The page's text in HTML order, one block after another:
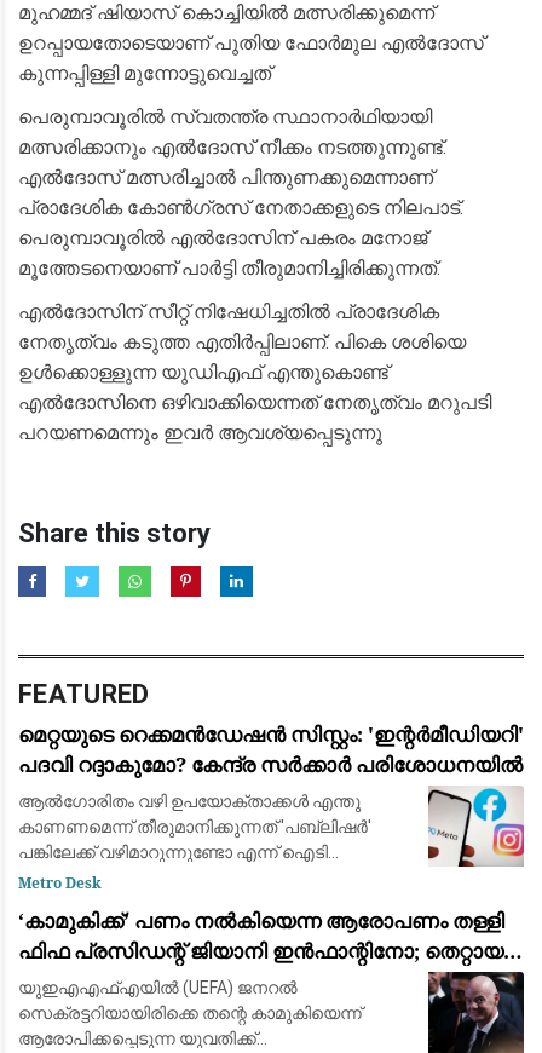
മുഹമ്മദ് ഷിയാസ് കൊച്ചിയിൽ മത്സരിക്കുമെന്ന്
ഉറപ്പായതോടെയാണ് പുതിയ ഫോർമുല എൽദോസ്
കുന്നപ്പിള്ളി മുന്നോട്ടുവെച്ചത്
പെരുമ്പാവൂരിൽ സ്വതന്ത്ര സ്ഥാനാർഥിയായി
മത്സരിക്കാനും എൽദോസ് നീക്കം നടത്തുന്നുണ്ട്.
എൽദോസ് മത്സരിച്ചാൽ പിന്തുണക്കുമെന്നാണ്
പ്രാദേശിക കോൺഗ്രസ് നേതാക്കളുടെ നിലപാട്.
പെരുമ്പാവൂരിൽ എൽദോസിന് പകരം മനോജ്
മൂത്തേടനെയാണ് പാർട്ടി തീരുമാനിച്ചിരിക്കുന്നത്.
എൽദോസിന് സീറ്റ് നിഷേധിച്ചതിൽ പ്രാദേശിക
നേതൃത്വം കടുത്ത എതിർപ്പിലാണ്. പികെ ശശിയെ
ഉൾക്കൊള്ളുന്ന യുഡിഎഫ് എന്തുകൊണ്ട്
എൽദോസിനെ ഒഴിവാക്കിയെന്നത് നേതൃത്വം മറുപടി
പറയണമെന്നും ഇവർ ആവശ്യപ്പെടുന്നു
Share this story
FEATURED
മെറ്റയുടെ റെക്കമൻഡേഷൻ സിസ്റ്റം: 'ഇന്റർമീഡിയറി'
പദവി റദ്ദാകുമോ? കേന്ദ്ര സർക്കാർ പരിശോധനയിൽ
ആൽഗോരിതം വഴി ഉപയോക്താക്കൾ എന്തു
കാണണമെന്ന് തീരുമാനിക്കുന്നത് 'പബ്ലിഷർ'
പങ്കിലേക്ക് വഴിമാറുന്നുണ്ടോ എന്ന് ഐടി
മന്ത്രാലയം വിലയിരുത്തുന്നു
Metro Desk
​‘കാമുകിക്ക്’ പണം നൽകിയെന്ന ആരോപണം തള്ളി
ഫിഫ പ്രസിഡന്റ് ജിയാനി ഇൻഫാന്റിനോ; തെറ്റായ
പ്രചാരണമെന്ന് പ്രതികരണം
യുഇഎഎഫ്‌എയിൽ (UEFA) ജനറൽ
സെക്രട്ടറിയായിരിക്കെ തന്റെ കാമുകിയെന്ന്
ആരോപിക്കപ്പെടുന്ന യുവതിക്ക്